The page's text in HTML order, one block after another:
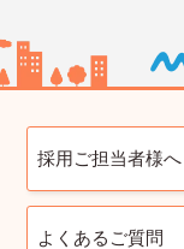
採用ご担当者様へ
よくあるご質問